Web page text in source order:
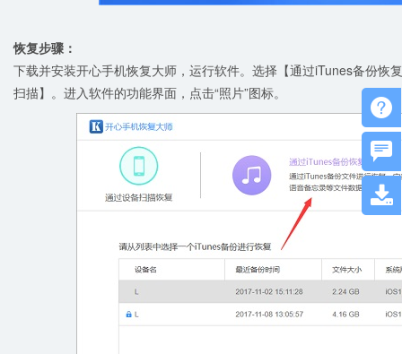
恢复步骤：
下载并安装开心手机恢复大师，运行软件。选择【通过iTunes备份恢
扫描】。进入软件的功能界面，点击“照片”图标。


